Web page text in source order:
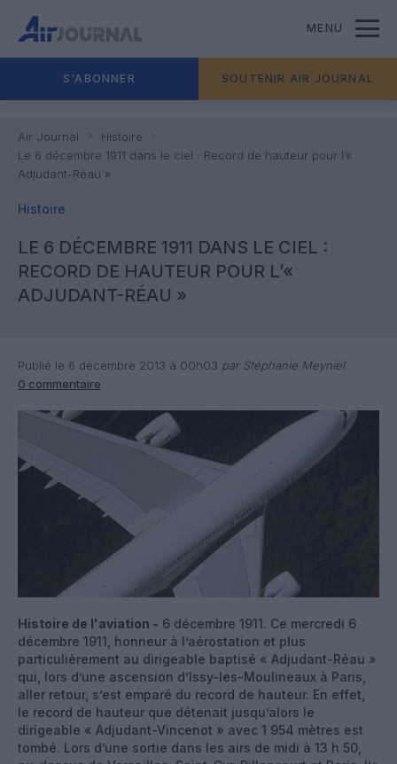
MENU
S'ABONNER SOUTENIR AIR JOURNAL
Air Journal
Histoire
Le 6 décembre 1911 dans le ciel : Record de hauteur pour l’«
Adjudant-Réau »
Histoire
LE 6 DÉCEMBRE 1911 DANS LE CIEL :
RECORD DE HAUTEUR POUR L’«
ADJUDANT-RÉAU »
Publié le 6 décembre 2013 à 00h03 par Stéphanie Meyniel
0 commentaire
Histoire de l'aviation - 6 décembre 1911. Ce mercredi 6
décembre 1911, honneur à l’aérostation et plus
particulièrement au dirigeable baptisé « Adjudant-Réau »
qui, lors d’une ascension d’Issy-les-Moulineaux à Paris,
aller retour, s’est emparé du record de hauteur. En effet,
le record de hauteur que détenait jusqu’alors le
dirigeable « Adjudant-Vincenot » avec 1 954 mètres est
tombé. Lors d’une sortie dans les airs de midi à 13 h 50,